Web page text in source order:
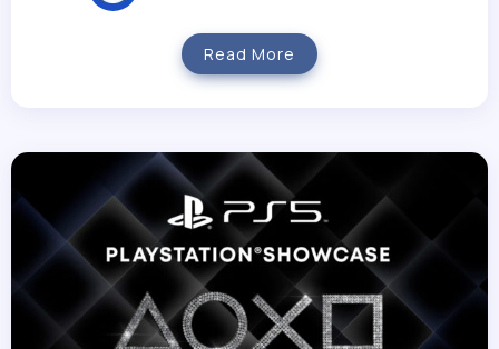
Read More